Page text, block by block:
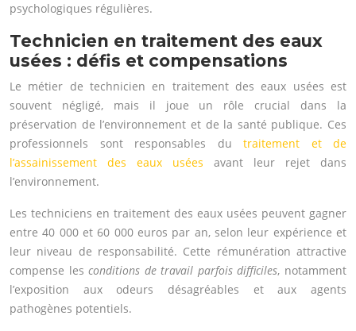
psychologiques régulières.
Technicien en traitement des eaux
usées : défis et compensations
Le métier de technicien en traitement des eaux usées est
souvent négligé, mais il joue un rôle crucial dans la
préservation de l’environnement et de la santé publique. Ces
professionnels sont responsables du traitement et de
l’assainissement des eaux usées avant leur rejet dans
l’environnement.
Les techniciens en traitement des eaux usées peuvent gagner
entre 40 000 et 60 000 euros par an, selon leur expérience et
leur niveau de responsabilité. Cette rémunération attractive
compense lesconditions de travail parfois difficiles, notamment
l’exposition aux odeurs désagréables et aux agents
pathogènes potentiels.